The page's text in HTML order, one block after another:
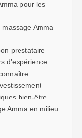
pour les
Amma
prestataire
d’expérience
bien-être
Amma en milieu